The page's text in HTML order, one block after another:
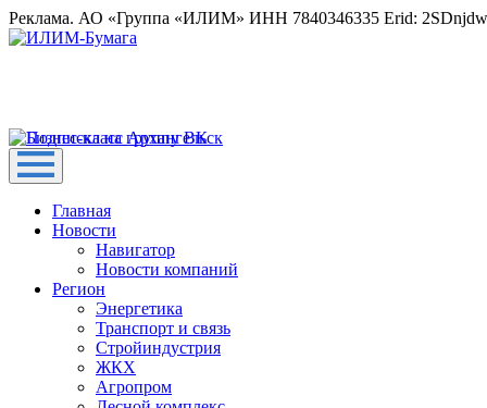
Реклама. АО «Группа «ИЛИМ» ИНН 7840346335 Erid:
Главная
Новости
Навигатор
Новости компаний
Регион
Энергетика
Транспорт и связь
Стройиндустрия
ЖКХ
Агропром